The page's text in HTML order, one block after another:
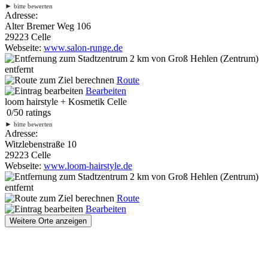
► bitte bewerten
Adresse:
Alter Bremer Weg 106
29223 Celle
Webseite: www.salon-runge.de
2 km von Groß Hehlen (Zentrum)
entfernt
Route
Bearbeiten
loom hairstyle + Kosmetik Celle
0/50 ratings
► bitte bewerten
Adresse:
Witzlebenstraße 10
29223 Celle
Webseite: www.loom-hairstyle.de
2 km von Groß Hehlen (Zentrum)
entfernt
Route
Bearbeiten
Weitere Orte anzeigen